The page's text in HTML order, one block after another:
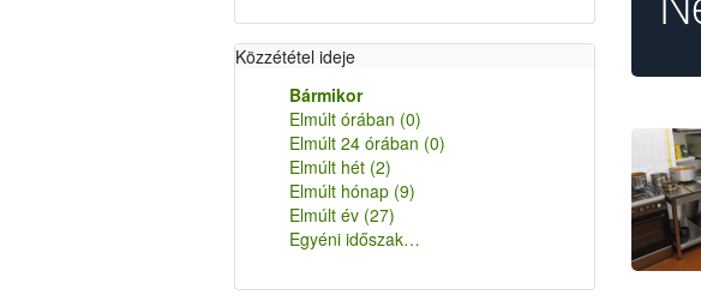
Közzététel ideje
Bármikor
Elmúlt órában (0)
Elmúlt 24 órában (0)
Elmúlt hét (2)
Elmúlt hónap (9)
Elmúlt év (27)
Egyéni időszak…